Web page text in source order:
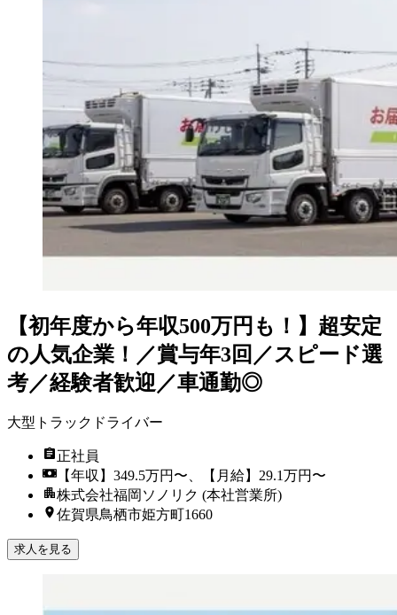
【初年度から年収500万円も！】超安定
の人気企業！／賞与年3回／スピード選
考／経験者歓迎／車通勤◎
大型トラックドライバー
正社員
【年収】349.5万円〜、【月給】29.1万円〜
株式会社福岡ソノリク (本社営業所)
佐賀県鳥栖市姫方町1660
求人を見る